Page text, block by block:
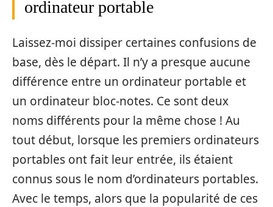
ordinateur portable
Laissez-moi dissiper certaines confusions de
base, dès le départ. Il n’y a presque aucune
différence entre un ordinateur portable et
un ordinateur bloc-notes. Ce sont deux
noms différents pour la même chose ! Au
tout début, lorsque les premiers ordinateurs
portables ont fait leur entrée, ils étaient
connus sous le nom d’ordinateurs portables.
Avec le temps, alors que la popularité de ces